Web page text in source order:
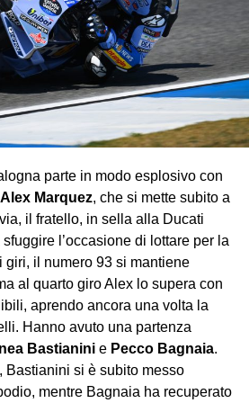
è che il futuro della Formula 1
a Bologna.
il banco di prova più
se ne va con un’amara realtà.
vicino al podio ma lontano dalla
nel complesso ha confermato
fatica ancora a tenere il
I tifosi hanno applaudito,
amore che per reale
con una gara quasi invisibile. La
momento brillante, ma ci si
parte in modo esplosivo con
Alex Marquez, che si mette subito a
il fratello, in sella alla Ducati
l’occasione di lottare per la
giri, il numero 93 si mantiene
al quarto giro Alex lo supera con
aprendo ancora una volta la
Hanno avuto una partenza
Bastianinie Pecco Bagnaia.
Bastianini si è subito messo
mentre Bagnaia ha recuperato